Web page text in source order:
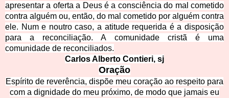
apresentar a oferta a Deus é a consciência do mal cometido
contra alguém ou, então, do mal cometido por alguém contra
ele. Num e noutro caso, a atitude requerida é a disposição
para a reconciliação. A comunidade cristã é uma
comunidade de reconciliados.
Carlos Alberto Contieri, sj
Oração
Espírito de reverência, dispõe meu coração ao respeito para
com a dignidade do meu próximo, de modo que jamais eu